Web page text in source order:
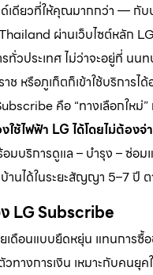
เดียวที่ให้คุณมากกว่า — กับ
ผ่านเว็บไซต์หลัก
ทั่วประเทศ ไม่ว่าจะอยู่ที่ นน
าช หรือภูเก็ตก็เข้าใช้บริการไ
คือ “ทางเลือกใหม่
งใช้ไฟฟ้า LG ได้โดยไม่ต้อง
มบริการดูแล – บำรุง – ซ่อม
านได้ในระยะสัญญา 5–7 ปี ต
LG Subscribe
เดือนแบบยืดหยุ่น แทนการซื้
ทางการเงิน เหมาะกับคนยุค